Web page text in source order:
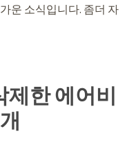
운 소식입니다. 좀더 자
제한 에어비